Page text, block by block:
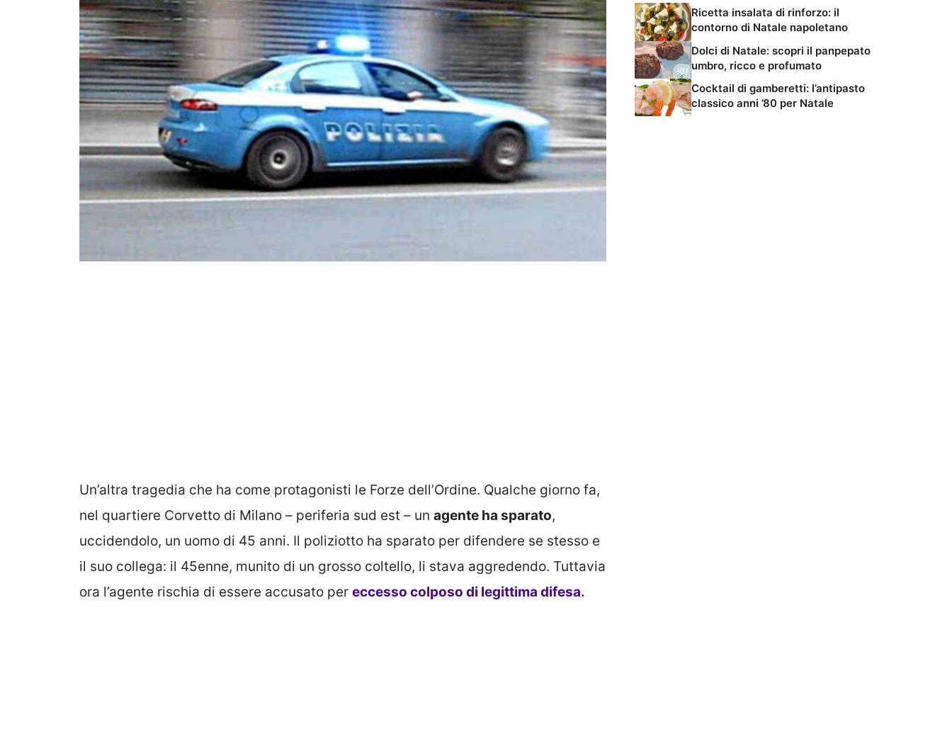
Un’altra tragedia che ha come protagonisti le Forze dell’Ordine. Qualche giorno fa,
nel quartiere Corvetto di Milano – periferia sud est – un agente ha sparato,
uccidendolo, un uomo di 45 anni. Il poliziotto ha sparato per difendere se stesso e
il suo collega: il 45enne, munito di un grosso coltello, li stava aggredendo. Tuttavia
ora l’agente rischia di essere accusato per eccesso colposo di legittima difesa.
Ricetta insalata di rinforzo: il
contorno di Natale napoletano
Dolci di Natale: scopri il panpepato
umbro, ricco e profumato
Cocktail di gamberetti: l’antipasto
classico anni ’80 per Natale